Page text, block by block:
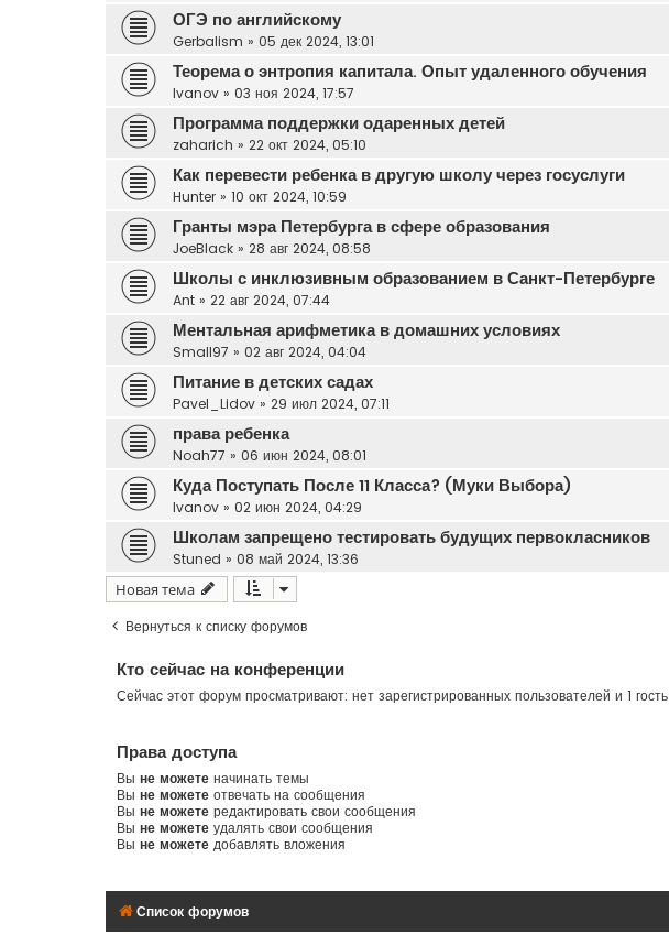
ОГЭ по английскому
Gerbalism » 05 дек 2024, 13:01
Теорема о энтропия капитала. Опыт удаленного обучения
Ivanov » 03 ноя 2024, 17:57
Программа поддержки одаренных детей
zaharich » 22 окт 2024, 05:10
Как перевести ребенка в другую школу через госуслуги
Hunter » 10 окт 2024, 10:59
Гранты мэра Петербурга в сфере образования
JoeBlack » 28 авг 2024, 08:58
Школы с инклюзивным образованием в Санкт-Петербурге
Ant » 22 авг 2024, 07:44
Ментальная арифметика в домашних условиях
Small97 » 02 авг 2024, 04:04
Питание в детских садах
Pavel_Lidov » 29 июл 2024, 07:11
права ребенка
Noah77 » 06 июн 2024, 08:01
Куда Поступать После 11 Класса? (Муки Выбора)
Ivanov » 02 июн 2024, 04:29
Школам запрещено тестировать будущих первокласников
Stuned » 08 май 2024, 13:36
Новая тема
Вернуться к списку форумов
Кто сейчас на конференции
Сейчас этот форум просматривают: нет зарегистрированных пользователей и 1 гость
Права доступа
Вы не можете начинать темы
Вы не можете отвечать на сообщения
Вы не можете редактировать свои сообщения
Вы не можете удалять свои сообщения
Вы не можете добавлять вложения
Список форумов